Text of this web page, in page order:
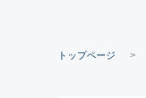
トップページ